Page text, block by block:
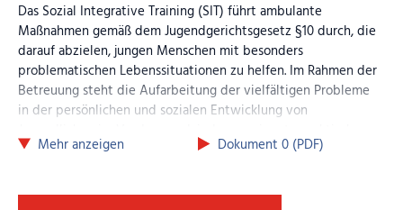
Die Nachbarschaftswerkstatt ist eine Kooperation
zwischen der Kinderarche und demFreiwilligen-Zentrum
Fürth. Ein hauptamtlicher Mitarbeitender der Kinderarche
betreut die Werkstatt, die Reparateure sind fachkundige
Freiwillige desFreiwilligen-Zentrums Fürth. Die Werkstatt
ist vor allem für Erwachsene mit geringem Einkommen
offen, egal ob sie Deutsche, Zuwanderer oder Geflüchtete
sind.
Das Sozial Integrative Training (SIT) führt ambulante
Maßnahmen gemäß dem Jugendgerichtsgesetz §10 durch, die
darauf abzielen, jungen Menschen mit besonders
problematischen Lebenssituationen zu helfen. Im Rahmen der
Betreuung steht die Aufarbeitung der vielfältigen Probleme
in der persönlichen und sozialen Entwicklung von
Lebenshilfe angeboten wird, die sich an den Ressourcen der
Mehr anzeigen Dokument 0 (PDF)